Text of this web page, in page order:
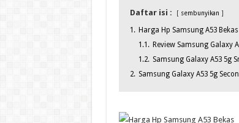
Daftar isi : sembunyikan
1. Harga Hp Samsung A53 Bekas
1.1. Review Samsung Galaxy
1.2. Samsung Galaxy A53 5g
2. Samsung Galaxy A53 5g